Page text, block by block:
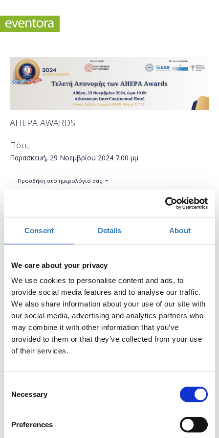
Consent Details About
We care about your privacy
We use cookies to personalise content and ads, to
provide social media features and to analyse our traffic.
We also share information about your use of our site with
our social media, advertising and analytics partners who
may combine it with other information that you’ve
provided to them or that they’ve collected from your use
of their services.
Selection
Necessary
Preferences
AHEPA AWARDS
Πότε;
Παρασκευή, 29 Νοεμβρίου 2024 7:00 μμ
Προσθήκη στο ημερολόγιό σας
InterContinental Athenaeum Athens, an IHG Hotel,
Πρόσκληση στην Τελετή
€150,00
Η περίοδος
Ο Κυβερνήτης και το Δ.Σ. της AHEPA Hellas, έχουν την τιμή
θεσμού,AHEPA Awards, στην οποία θα βραβευτούν
δράσεις τους & την προτεραιότητα που δίνουν στην προώθηση
Πλούσιο Καλλιτεχνικό Πρόγραμμα & Δείπνο